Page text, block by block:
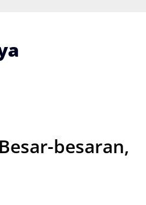
besaran,